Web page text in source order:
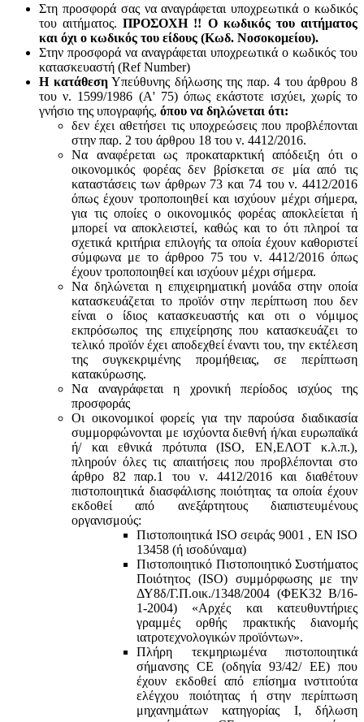
Στη προσφορά σας να αναγράφεται υποχρεωτικά ο κωδικός
του αιτήματος.ΠΡΟΣΟΧΗ !! Ο κωδικός του αιτήματος
και όχι ο κωδικός του είδους (Κωδ. Νοσοκομείου).
Στην προσφορά να αναγράφεται υποχρεωτικά ο κωδικός του
κατασκευαστή (Ref Number)
Η κατάθεσηΥπεύθυνης δήλωσης της παρ. 4 του άρθρου 8
του ν. 1599/1986 (Α' 75) όπως εκάστοτε ισχύει, χωρίς το
γνήσιο της υπογραφής, όπου να δηλώνεται ότι:
δεν έχει αθετήσει τις υποχρεώσεις που προβλέπονται
στην παρ. 2 του άρθρου 18 του ν. 4412/2016.
Να αναφέρεται ως προκαταρκτική απόδειξη ότι ο
οικονομικός φορέας δεν βρίσκεται σε μία από τις
καταστάσεις των άρθρων 73 και 74 του ν. 4412/2016
όπως έχουν τροποποιηθεί και ισχύουν μέχρι σήμερα,
για τις οποίες ο οικονομικός φορέας αποκλείεται ή
μπορεί να αποκλειστεί, καθώς και το ότι πληροί τα
σχετικά κριτήρια επιλογής τα οποία έχουν καθοριστεί
σύμφωνα με τo άρθροo 75 του ν. 4412/2016 όπως
έχουν τροποποιηθεί και ισχύουν μέχρι σήμερα.
Να δηλώνεται η επιχειρηματική μονάδα στην οποία
κατασκευάζεται το προϊόν στην περίπτωση που δεν
είναι ο ίδιος κατασκευαστής και oτι ο νόμιμος
εκπρόσωπος της επιχείρησης που κατασκευάζει το
τελικό προϊόν έχει αποδεχθεί έναντι του, την εκτέλεση
της συγκεκριμένης προμήθειας, σε περίπτωση
κατακύρωσης.
Να αναγράφεται η χρονική περίοδος ισχύος της
προσφοράς
Οι οικονομικοί φορείς για την παρούσα διαδικασία
συμμορφώνονται με ισχύοντα διεθνή ή/και ευρωπαϊκά
ή/ και εθνικά πρότυπα (ISO, ΕΝ,ΕΛΟΤ κ.λ.π.),
πληρούν όλες τις απαιτήσεις που προβλέπονται στο
άρθρο 82 παρ.1 του ν. 4412/2016 και διαθέτουν
πιστοποιητικά διασφάλισης ποιότητας τα οποία έχουν
εκδοθεί από ανεξάρτητους διαπιστευμένους
οργανισμούς:
Πιστοποιητικά ISO σειράς 9001 , ΕΝ ISO
13458 (ή ισοδύναμα)
Πιστοποιητικό Πιστοποιητικό Συστήματος
Ποιότητος (ISO) συμμόρφωσης με την
ΔΥ8δ/Γ.Π.οικ./1348/2004 (ΦΕΚ32 Β/16-
1-2004) «Αρχές και κατευθυντήριες
γραμμές ορθής πρακτικής διανομής
ιατροτεχνολογικών προϊόντων».
Πλήρη τεκμηριωμένα πιστοποιητικά
σήμανσης CE (οδηγία 93/42/ ΕΕ) που
έχουν εκδοθεί από επίσημα ινστιτούτα
ελέγχου ποιότητας ή στην περίπτωση
μηχανημάτων κατηγορίας Ι, δήλωση